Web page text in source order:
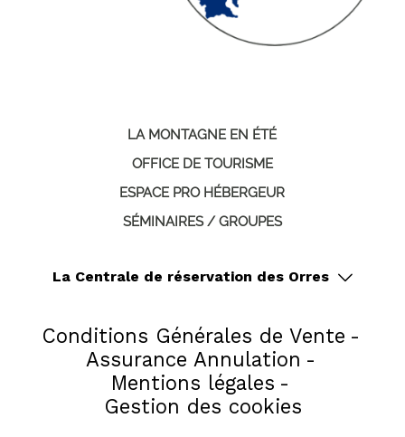
LA MONTAGNE EN ÉTÉ
OFFICE DE TOURISME
ESPACE PRO HÉBERGEUR
SÉMINAIRES / GROUPES
La Centrale de réservation des Orres
Conditions Générales de Vente
Assurance Annulation
Mentions légales
Gestion des cookies